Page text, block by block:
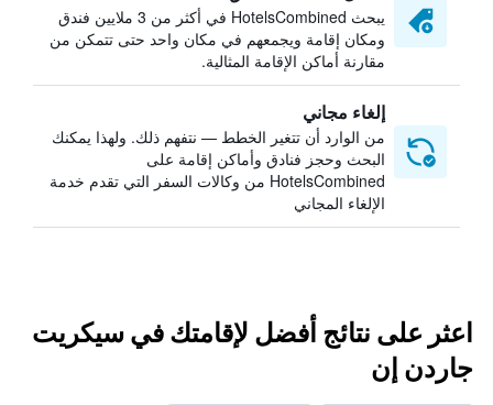
يبحث HotelsCombined في أكثر من 3 ملايين فندق
ومكان إقامة ويجمعهم في مكان واحد حتى تتمكن من
مقارنة أماكن الإقامة المثالية.
إلغاء مجاني
من الوارد أن تتغير الخطط — نتفهم ذلك. ولهذا يمكنك
البحث وحجز فنادق وأماكن إقامة على
HotelsCombined من وكالات السفر التي تقدم خدمة
الإلغاء المجاني
اعثر على نتائج أفضل لإقامتك في سيكريت
جاردن إن